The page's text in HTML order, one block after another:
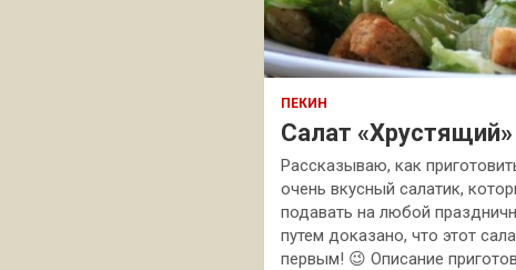
ПЕКИН
Салат «Хрустящий»
Рассказываю, как
очень вкусный салатик,
подавать на любой
путем доказано, что этот
первым! 😉 Описание